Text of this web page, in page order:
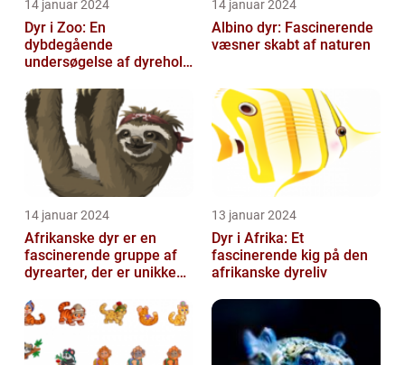
14 januar 2024
Dyr i Zoo: En
dybdegående
undersøgelse af dyrehold
14 januar 2024
Albino dyr: Fascinerende
væsner skabt af naturen
14 januar 2024
Afrikanske dyr er en
fascinerende gruppe af
dyrearter, der er unikke
kontinent
13 januar 2024
Dyr i Afrika: Et
fascinerende kig på den
afrikanske dyreliv